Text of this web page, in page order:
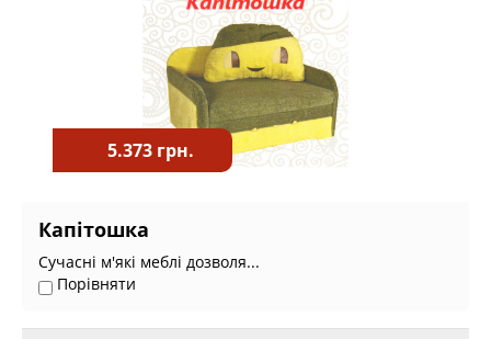
5.373 грн.
Капітошка
Сучасні м'які меблі дозволя...
Порівняти